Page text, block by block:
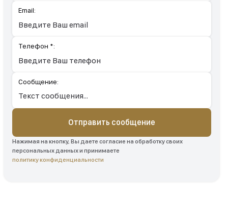
Email:
Телефон *:
Сообщение:
Отправить сообщение
Нажимая на кнопку, Вы даете согласие на обработку своих
персональных данных и принимаете
политику конфиденциальности